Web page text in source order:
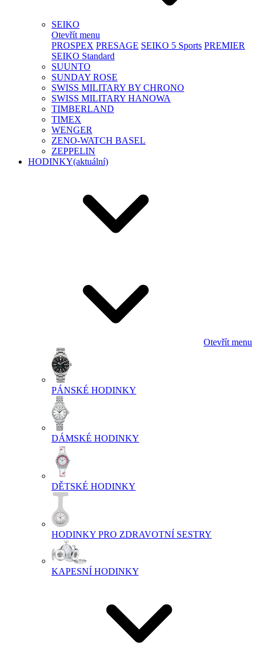
SEIKO
Otevřít menu
PROSPEX PRESAGE SEIKO 5 Sports PREMIER
SEIKO Standard
SUUNTO
SUNDAY ROSE
SWISS MILITARY BY CHRONO
SWISS MILITARY HANOWA
TIMBERLAND
TIMEX
WENGER
ZENO-WATCH BASEL
ZEPPELIN
HODINKY(aktuální)
Otevřít menu
PÁNSKÉ HODINKY
DÁMSKÉ HODINKY
DĚTSKÉ HODINKY
HODINKY PRO ZDRAVOTNÍ SESTRY
KAPESNÍ HODINKY